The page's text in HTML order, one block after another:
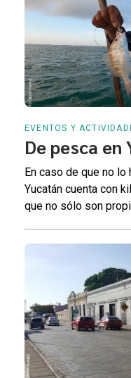
EVENTOS Y
De pesca en
En caso de que no
Yucatán cuenta con
que no sólo son